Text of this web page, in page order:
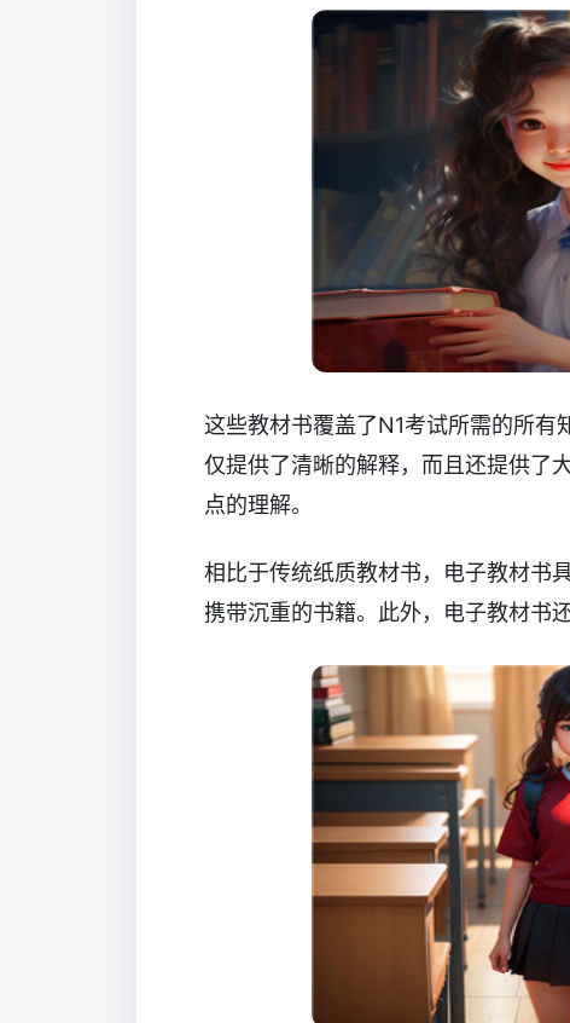
这些教材书覆盖了N1考试所需的所有
仅提供了清晰的解释，而且还提供了
点的理解。
相比于传统纸质教材书，电子教材书
携带沉重的书籍。此外，电子教材书